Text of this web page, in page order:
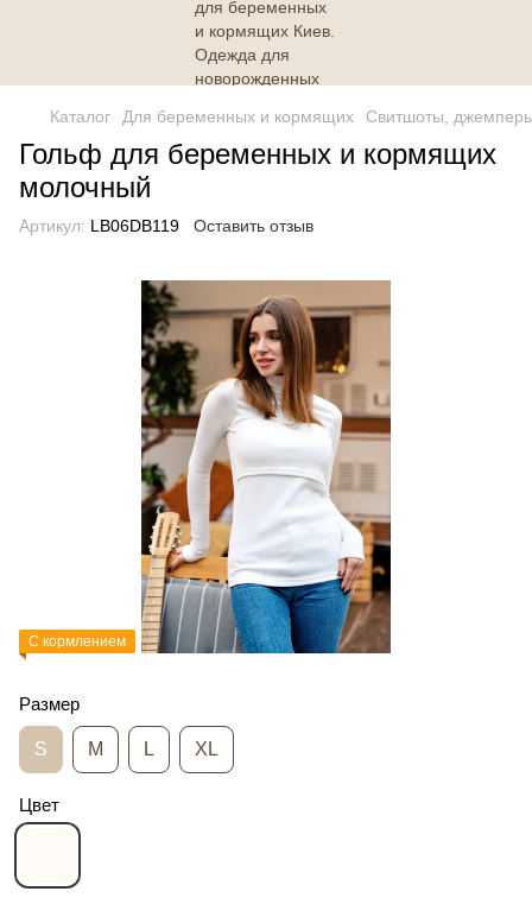
Каталог Для беременных и кормящих Свитшоты,
Гольф для беременных и кормящих
молочный
Артикул: LB06DB119 Оставить отзыв
С кормлением
Размер
S M L XL
Цвет